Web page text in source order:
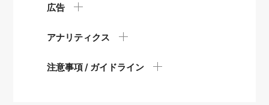
広告
アナリティクス
注意事項 / ガイドライン